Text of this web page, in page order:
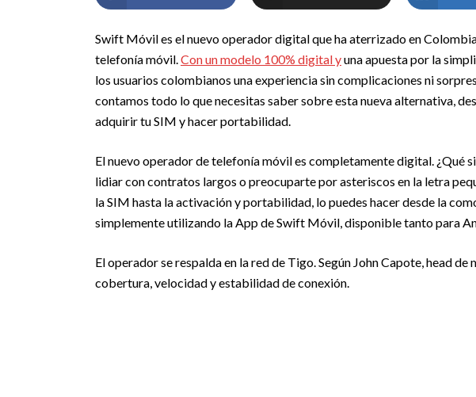
Swift Móvil es el nuevo operador digital que ha aterrizado en
telefonía móvil.Con un modelo 100% digital yuna apuesta por la
los usuarios colombianos una experiencia sin complicaciones ni
contamos todo lo que necesitas saber sobre esta nueva alternativa,
adquirir tu SIM y hacer portabilidad.
El nuevo operador de telefonía móvil es completamente digital. ¿Qué
lidiar con contratos largos o preocuparte por asteriscos en la letra
la SIM hasta la activación y portabilidad, lo puedes hacer desde la
simplemente utilizando la App de Swift Móvil, disponible tanto para
El operador se respalda en la red de Tigo. Según John Capote, head
cobertura, velocidad y estabilidad de conexión.